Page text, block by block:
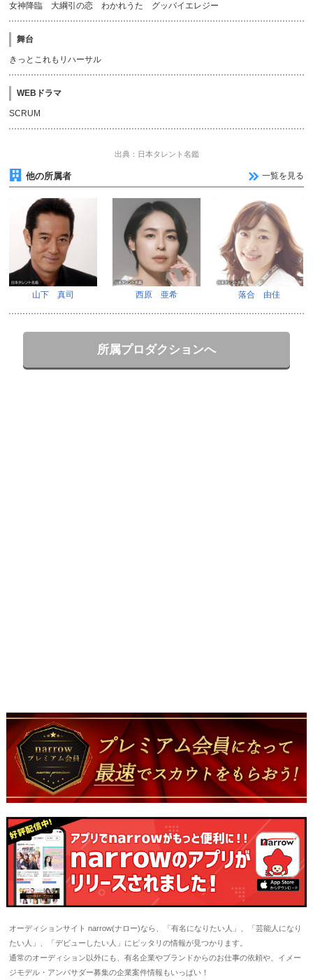
女神降臨 大綱引の恋 わかれうた グッバイエレジー
舞台
きっとこれもリハーサル
WEBドラマ
SCRUM
出典：日本タレント名鑑
他の所属者 一覧を見る
山下 真司 西原 亜希 落合 由佳
所属プロダクションへ
オーディションサイト narrow(ナロー)なら、「有名になりたい人」、「芸能人になり
たい人」、「デビューしたい人」にピッタリの情報が見つかります。
通常のオーディション以外にも、有名企業やブランドからのお仕事の依頼や、イメー
ジモデル・アンバサダー募集の企業案件情報もいっぱい！